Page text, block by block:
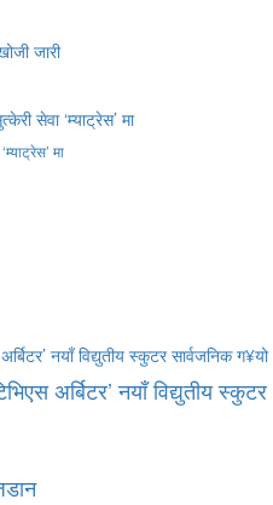
मा
अर्बिटर’ नयाँ विद्युतीय स्कुटर